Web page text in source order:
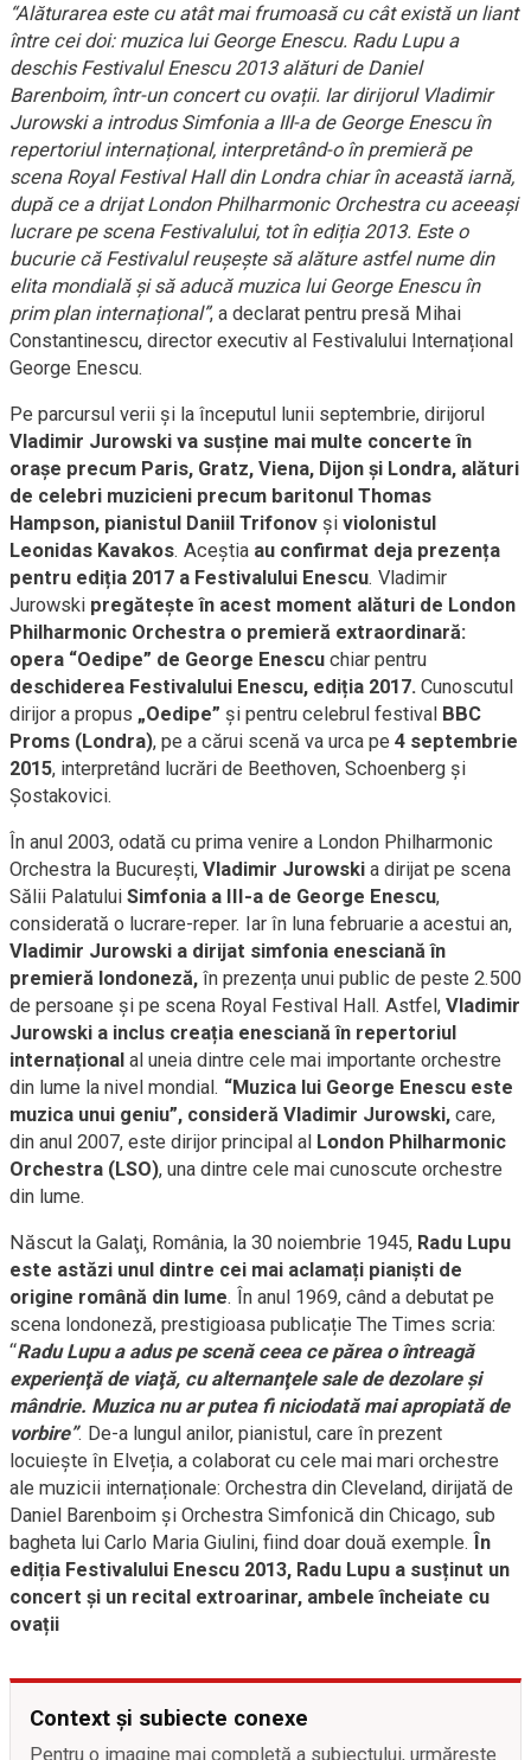
“Alăturarea este cu atât mai frumoasă cu cât există un liant
între cei doi: muzica lui George Enescu. Radu Lupu a
deschis Festivalul Enescu 2013 alături de Daniel
Barenboim, într-un concert cu ovații. Iar dirijorul Vladimir
Jurowski a introdus Simfonia a III-a de George Enescu în
repertoriul internațional, interpretând-o în premieră pe
scena Royal Festival Hall din Londra chiar în această iarnă,
după ce a drijat London Philharmonic Orchestra cu aceeași
lucrare pe scena Festivalului, tot în ediția 2013. Este o
bucurie că Festivalul reușește să alăture astfel nume din
elita mondială și să aducă muzica lui George Enescu în
prim plan internațional”, a declarat pentru presă Mihai
Constantinescu, director executiv al Festivalului Internațional
George Enescu.
Pe parcursul verii și la începutul lunii septembrie, dirijorul
Vladimir Jurowski va susține mai multe concerte în
orașe precum Paris, Gratz, Viena, Dijon și Londra, alături
de celebri muzicieni precum baritonul Thomas
Hampson, pianistul Daniil Trifonov și violonistul
Leonidas Kavakos. Aceștia au confirmat deja prezența
pentru ediția 2017 a Festivalului Enescu. Vladimir
Jurowski pregătește în acest moment alături de London
Philharmonic Orchestra o premieră extraordinară:
opera “Oedipe” de George Enescu chiar pentru
deschiderea Festivalului Enescu, ediția 2017. Cunoscutul
dirijor a propus „Oedipe” și pentru celebrul festival BBC
Proms (Londra), pe a cărui scenă va urca pe 4 septembrie
2015, interpretând lucrări de Beethoven, Schoenberg și
Șostakovici.
În anul 2003, odată cu prima venire a London Philharmonic
Orchestra la București, Vladimir Jurowski a dirijat pe scena
Sălii Palatului Simfonia a III-a de George Enescu,
considerată o lucrare-reper. Iar în luna februarie a acestui an,
Vladimir Jurowski a dirijat simfonia enesciană în
premieră londoneză, în prezența unui public de peste 2.500
de persoane și pe scena Royal Festival Hall. Astfel, Vladimir
Jurowski a inclus creația enesciană în repertoriul
internațional al uneia dintre cele mai importante orchestre
din lume la nivel mondial. “Muzica lui George Enescu este
muzica unui geniu”, consideră Vladimir Jurowski, care,
din anul 2007, este dirijor principal al London Philharmonic
Orchestra (LSO), una dintre cele mai cunoscute orchestre
din lume.
Născut la Galaţi, România, la 30 noiembrie 1945, Radu Lupu
este astăzi unul dintre cei mai aclamați pianiști de
origine română din lume. În anul 1969, când a debutat pe
scena londoneză, prestigioasa publicație The Times scria:
“Radu Lupu a adus pe scenă ceea ce părea o întreagă
experienţă de viaţă, cu alternanţele sale de dezolare şi
mândrie. Muzica nu ar putea fi niciodată mai apropiată de
vorbire”. De-a lungul anilor, pianistul, care în prezent
locuiește în Elveția, a colaborat cu cele mai mari orchestre
ale muzicii internaționale: Orchestra din Cleveland, dirijată de
Daniel Barenboim și Orchestra Simfonică din Chicago, sub
bagheta lui Carlo Maria Giulini, fiind doar două exemple. În
ediția Festivalului Enescu 2013, Radu Lupu a susținut un
concert și un recital extroarinar, ambele încheiate cu
ovații
Context și subiecte conexe
Pentru o imagine mai completă a subiectului, urmărește